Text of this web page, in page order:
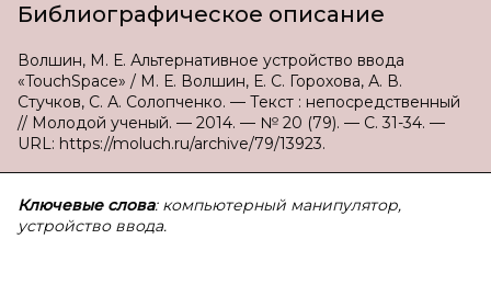
Библиографическое описание
Волшин, М. Е. Альтернативное устройство ввода
«TouchSpace» / М. Е. Волшин, Е. С. Горохова, А. В.
Стучков, С. А. Солопченко. — Текст : непосредственный
// Молодой ученый. — 2014. — № 20 (79). — С. 31-34. —
URL: https://moluch.ru/archive/79/13923.
Ключевые слова: компьютерный манипулятор,
устройство ввода.